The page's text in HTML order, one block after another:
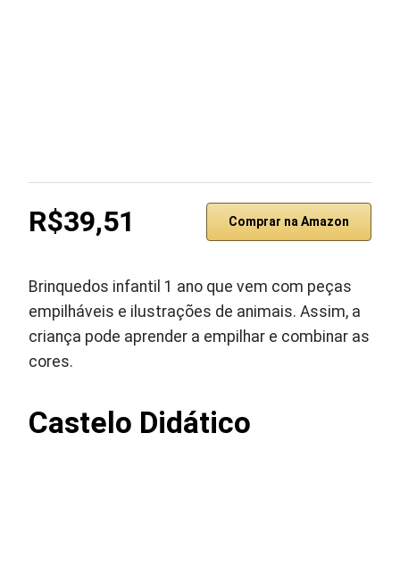
R$39,51 Comprar na Amazon
Brinquedos infantil 1 ano que vem com peças
empilháveis e ilustrações de animais. Assim, a
criança pode aprender a empilhar e combinar as
cores.
Castelo Didático